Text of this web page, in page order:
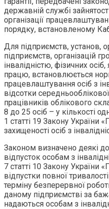
державній службі
організації
порядку, встановленому
Для підприємств, установ,
підприємств, організацій
інвалідністю, фізичних
працю, встановлюється
працевлаштування осіб з
відсотки
працівників облікового
8 до 25 осіб – у кількості
1 статті 19 Закону України
захищеності осіб з
Законом визначено деякі
відпусток особам з
7 статті 10 Закону України
відпустки повної
терміну безперервної
даному підприємстві за
надаються особам з